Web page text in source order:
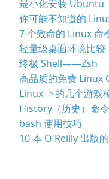
最小化安装 Ubuntu
你可能不知道的
7 个致命的 Linux 命
轻量级桌面环境比较
终极 Shell——Zsh
高品质的免费 Linux
Linux 下的几个游戏
History（历史）命
bash 使用技巧
10 本 O'Reilly 出版